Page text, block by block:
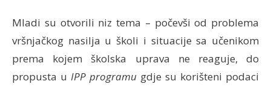
Mladi su otvorili niz tema – počevši od problema
vršnjačkog nasilja u školi i situacije sa učenikom
prema kojem školska uprava ne reaguje, do
propusta u IPP programu gdje su korišteni podaci